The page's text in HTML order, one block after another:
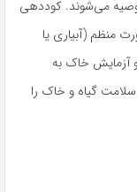
می‌شوند. کوددهی
منظم (آبیاری یا
آزمایش خاک به
گیاه و خاک را